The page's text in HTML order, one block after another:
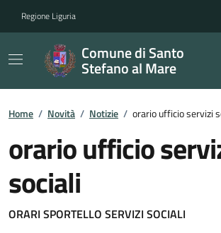
Regione Liguria
Comune di Santo
Stefano al Mare
Home / Novità / Notizie / orario ufficio servizi
orario ufficio
sociali
ORARI SPORTELLO SERVIZI SOCIALI